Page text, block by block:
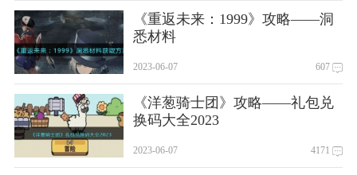
《重返未来：1999》攻略——洞
悉材料
2023-06-07 607
《洋葱骑士团》攻略——礼包兑
换码大全2023
2023-06-07 4171